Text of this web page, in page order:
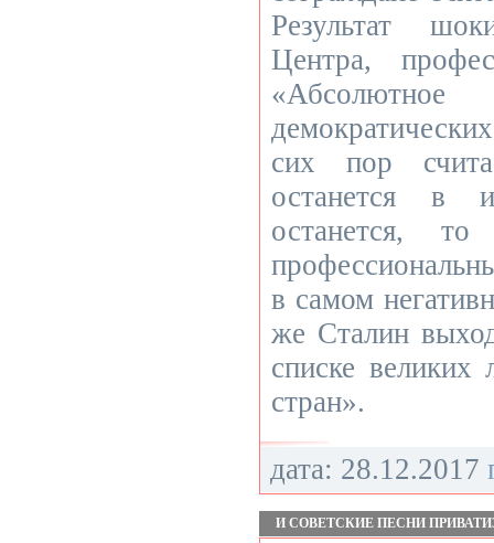
Результат
Центра,
сих пор
останется в
останется,
в самом
же Сталин
списке
стран».
дата: 28.12.2017
И СОВЕТСКИЕ ПЕСНИ